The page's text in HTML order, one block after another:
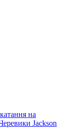
на
Jackson